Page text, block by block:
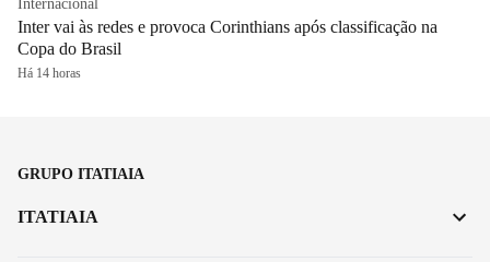
Internacional
Inter vai às redes e provoca Corinthians após classificação na
Copa do Brasil
Há 14 horas
GRUPO ITATIAIA
ITATIAIA